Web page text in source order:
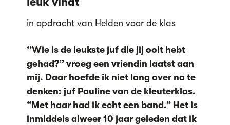
in opdracht van Helden voor de klas
‘’Wie is de leukste juf die jij ooit hebt
gehad?’’ vroeg een vriendin laatst aan
mij. Daar hoefde ik niet lang over na te
denken: juf Pauline van de kleuterklas.
“Met haar had ik echt een band.” Het is
inmiddels alweer 10 jaar geleden dat ik